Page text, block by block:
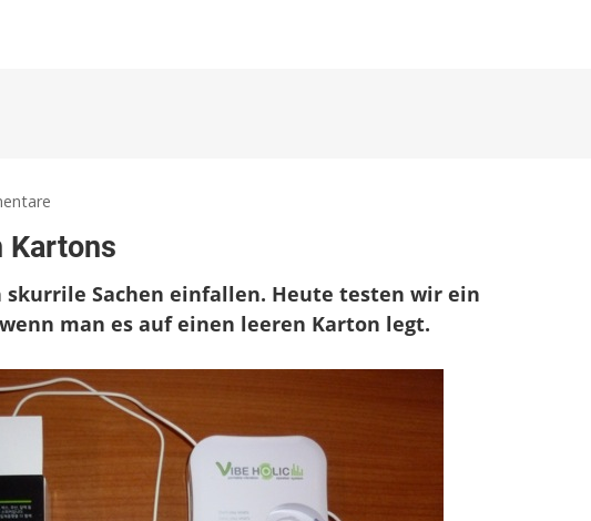
Musik
leeren
Kartons
Kartons
skurrile Sachen einfallen. Heute testen wir ein
man es auf einen leeren Karton legt.